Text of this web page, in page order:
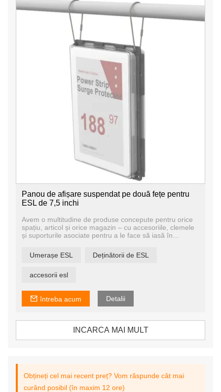
Panou de afișare suspendat pe două fețe pentru
ESL de 7,5 inchi
Avem o multitudine de produse concepute pentru orice
spațiu, articol și orice magazin – cu accesoriile, clemele
și suporturile asociate pentru a le face să iasă în
existent.
Umerașe ESL Deținătorii de ESL
accesorii esl
întreba acum Detalii
INCARCA MAI MULT
Obțineți cel mai recent preț? Vom răspunde cât mai
curând posibil (în maxim 12 ore)